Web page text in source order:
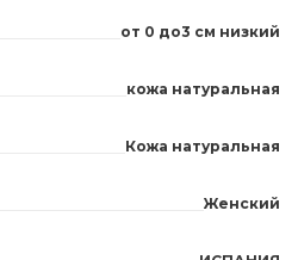
от 0 до3 см низкий
кожа натуральная
Кожа натуральная
Женский